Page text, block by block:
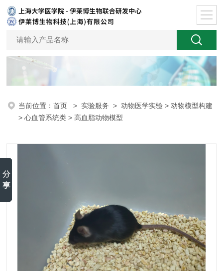
当前位置：首页 > 实验服务 >动物医学实验 >动物模型构建
>心血管系统类 > 高血脂动物模型